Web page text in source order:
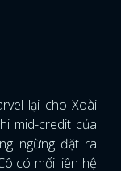
lại cho Xoài
mid-credit của
ngừng đặt ra
có mối liên hệ